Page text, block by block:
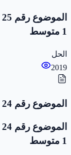
1 متوسط
الحل
2019
الموضوع رقم 24
1 متوسط